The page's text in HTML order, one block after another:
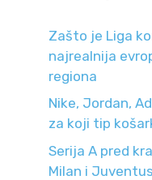
Zašto je Liga
najrealnija
regiona
Nike, Jordan,
za koji tip
Serija A pred
Milan i